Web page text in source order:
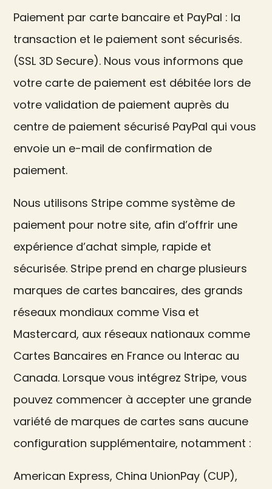
Paiement par carte bancaire et PayPal : la
transaction et le paiement sont sécurisés.
(SSL 3D Secure). Nous vous informons que
votre carte de paiement est débitée lors de
votre validation de paiement auprès du
centre de paiement sécurisé PayPal qui vous
envoie un e-mail de confirmation de
paiement.
Nous utilisons Stripe comme système de
paiement pour notre site, afin d’offrir une
expérience d’achat simple, rapide et
sécurisée. Stripe prend en charge plusieurs
marques de cartes bancaires, des grands
réseaux mondiaux comme Visa et
Mastercard, aux réseaux nationaux comme
Cartes Bancaires en France ou Interac au
Canada. Lorsque vous intégrez Stripe, vous
pouvez commencer à accepter une grande
variété de marques de cartes sans aucune
configuration supplémentaire, notamment :
American Express, China UnionPay (CUP),